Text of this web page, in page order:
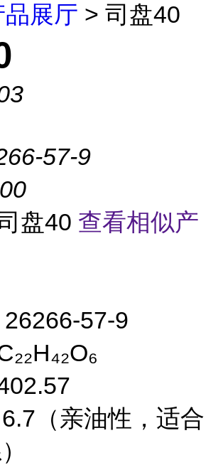
品展厅 > 司盘40
57-9
盘40 查看相似产
57-9
（亲油性，适合